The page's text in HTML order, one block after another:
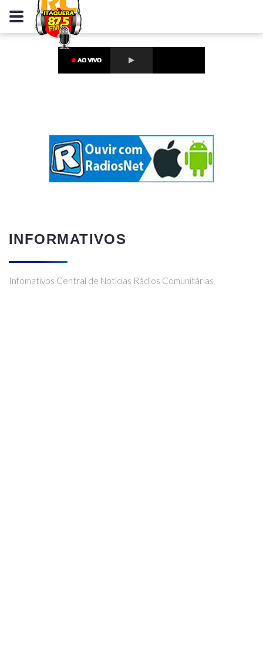
INFORMATIVOS
Infomativos Central de Notícias Rádios Comunitárias